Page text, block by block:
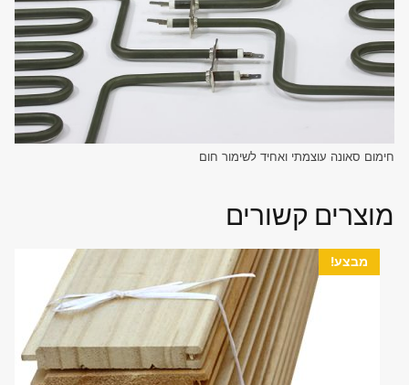
חימום סאונה עוצמתי ואחיד לשימור חום
מוצרים קשורים
מבצע!